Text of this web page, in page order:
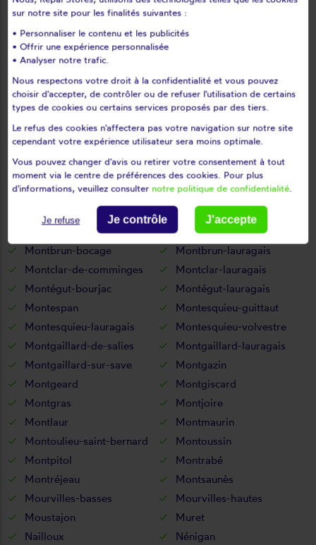
Milhas
Miramont-de-comminges
Miremont
Molas
Mondavezan
Mondilhan
Mondonville
Monès
Monestrol
Mons
Mont-de-galié
Montaigut-sur-save
Montastruc-de-salies
Montastruc-la-conseillère
Montastruc-savès
Montauban-de-luchon
Montberaud
Montberon
Montbrun-bocage
Montbrun-lauragais
Montclar-de-comminges
Montclar-lauragais
Montégut-bourjac
Montégut-lauragais
Montespan
Montesquieu-guittaut
Montesquieu-lauragais
Montesquieu-volvestre
Montgaillard-de-salies
Montgaillard-lauragais
Montgaillard-sur-save
Montgazin
Montgeard
Montgiscard
Montgras
Montjoire
Montlaur
Montmaurin
Montoulieu-saint-bernard
Montoussin
Montpitol
Montrabé
Montréjeau
Montsaunès
Mourvilles-basses
Mourvilles-hautes
Moustajon
Muret
Nailloux
Nénigan
sur notre site pour les finalités suivantes :
• Personnaliser le contenu et les publicités
• Offrir une expérience personnalisée
• Analyser notre trafic.
Nous respectons votre droit à la confidentialité et vous pouvez
choisir d'accepter, de contrôler ou de refuser l'utilisation de certains
types de cookies ou certains services proposés par des tiers.
Le refus des cookies n'affectera pas votre navigation sur notre site
cependant votre expérience utilisateur sera moins optimale.
Vous pouvez changer d'avis ou retirer votre consentement à tout
moment via le centre de préférences des cookies. Pour plus
d'informations, veuillez consulter notre politique de confidentialité.
Je refuse Je contrôle J'accepte